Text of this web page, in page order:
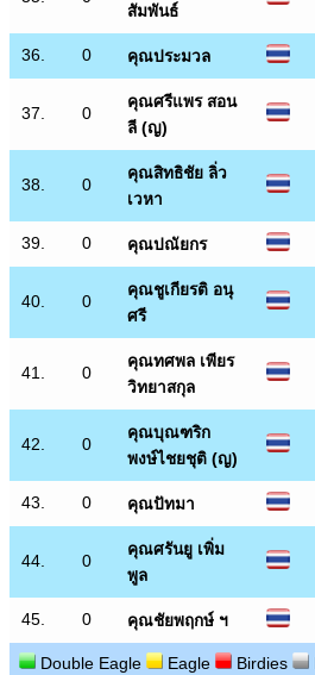
Double Eagle Eagle Birdies
สัมพันธ์
36. 0 คุณประมวล
37. 0
คุณศรีแพร สอน
ลี (ญ)
38. 0
คุณสิทธิชัย ลิ่ว
เวหา
39. 0 คุณปณัยกร
40. 0
คุณชูเกียรติ อนุ
ศรี
41. 0
คุณทศพล เพียร
วิทยาสกุล
42. 0
คุณบุณฑริก
พงษ์ไชยชุติ (ญ)
43. 0 คุณปัทมา
44. 0
คุณศรันยู เพิ่ม
พูล
45. 0 คุณชัยพฤกษ์ ฯ